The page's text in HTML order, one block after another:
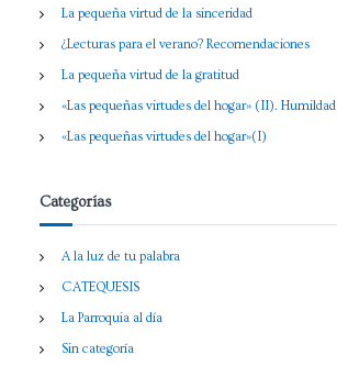
La pequeña virtud de la sinceridad
¿Lecturas para el verano? Recomendaciones
La pequeña virtud de la gratitud
«Las pequeñas virtudes del hogar» (II). Humildad
«Las pequeñas virtudes del hogar»(I)
Categorías
A la luz de tu palabra
CATEQUESIS
La Parroquia al día
Sin categoría